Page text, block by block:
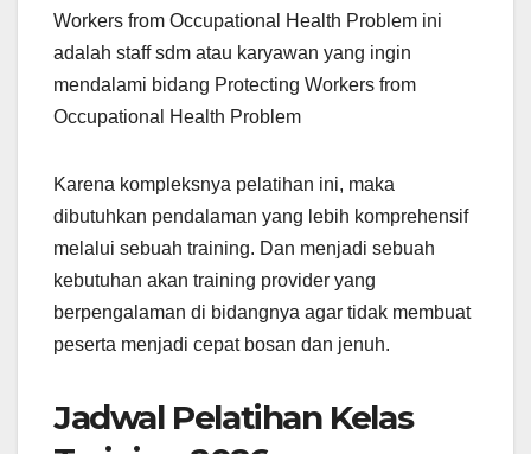
Workers from Occupational Health Problem ini
adalah staff sdm atau karyawan yang ingin
mendalami bidang Protecting Workers from
Occupational Health Problem
Karena kompleksnya pelatihan ini, maka
dibutuhkan pendalaman yang lebih komprehensif
melalui sebuah training. Dan menjadi sebuah
kebutuhan akan training provider yang
berpengalaman di bidangnya agar tidak membuat
peserta menjadi cepat bosan dan jenuh.
Jadwal Pelatihan Kelas